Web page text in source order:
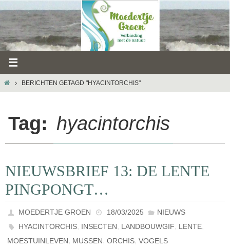
naar
inhoud
HOMEBERICHTEN GETAGD "HYACINTORCHIS"
Tag: hyacintorchis
NIEUWSBRIEF 13: DE LENTE
PINGPONGT…
MOEDERTJE GROEN 18/03/2025
NIEUWS
HYACINTORCHIS, INSECTEN, LANDBOUWGIF, LENTE,
MOESTUINLEVEN, MUSSEN, ORCHIS, VOGELS